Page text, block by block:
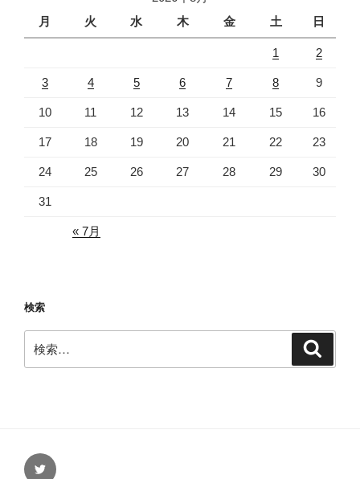
月
火 水 木 金 土 日
1 2
3 4 5 6 7 8 9
10 11 12 13 14 15 16
17 18 19 20 21 22 23
24 25 26 27 28 29 30
31
« 7月
検索
索:
Twitter